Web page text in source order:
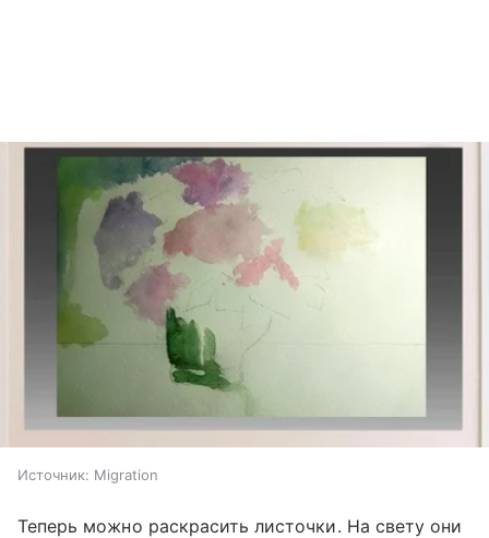
Источник: Migration
Теперь можно раскрасить листочки. На свету они